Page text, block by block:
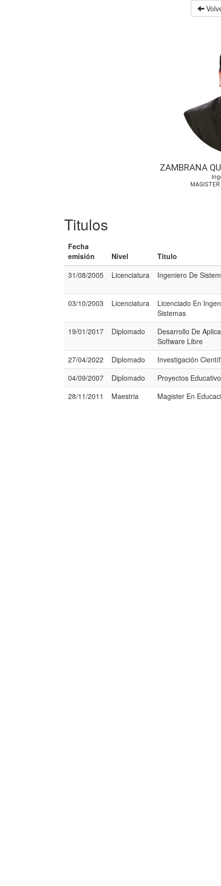
ZAMBRANA
Titulos
Fecha
emisión
Nivel
Título
31/08/2005
Licenciatura Ingeniero De
03/10/2003 Licenciatura
Licenciado En
Sistemas
19/01/2017
Diplomado
Desarrollo De
Software Libre
27/04/2022
Diplomado
Investigación
04/09/2007
Diplomado
Proyectos
28/11/2011
Maestria Magister En